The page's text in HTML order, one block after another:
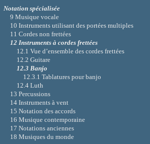
Notation spécialisée
9 Musique vocale
10 Instruments utilisant des portées multiples
11 Cordes non frettées
12 Instruments à cordes frettées
12.1 Vue d’ensemble des cordes frettées
12.2 Guitare
12.3 Banjo
12.3.1 Tablatures pour banjo
12.4 Luth
13 Percussions
14 Instruments à vent
15 Notation des accords
16 Musique contemporaine
17 Notations anciennes
18 Musiques du monde